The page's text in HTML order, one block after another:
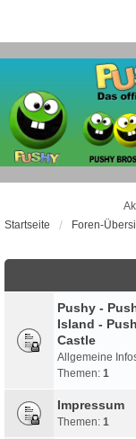
Startseite
Foren-
Pushy -
Island -
Castle
Allgemeine
Themen: 1
Impressum
Themen: 1